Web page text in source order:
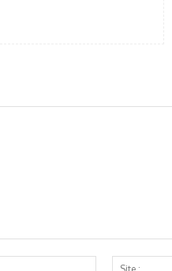
Email